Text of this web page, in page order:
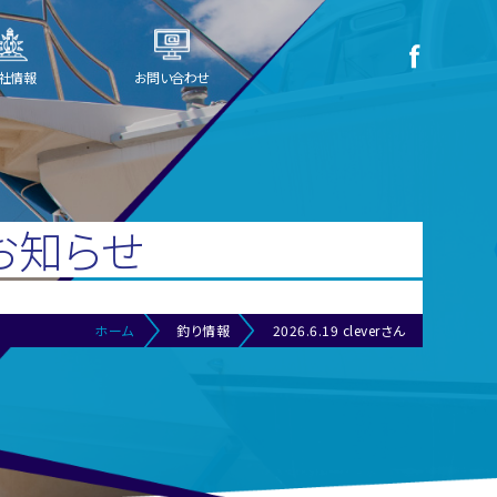
情報 お問い合わせ
知らせ
ホーム 釣り情報 2026.6.19 cleverさん